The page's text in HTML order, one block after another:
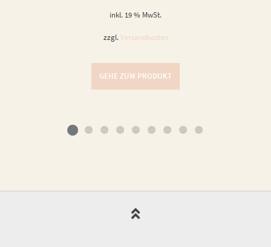
inkl. 19 % MwSt.
zzgl. Versandkosten
GEHE ZUM PRODUKT